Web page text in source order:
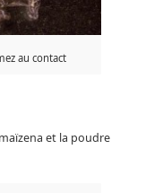
au contact
et la poudre